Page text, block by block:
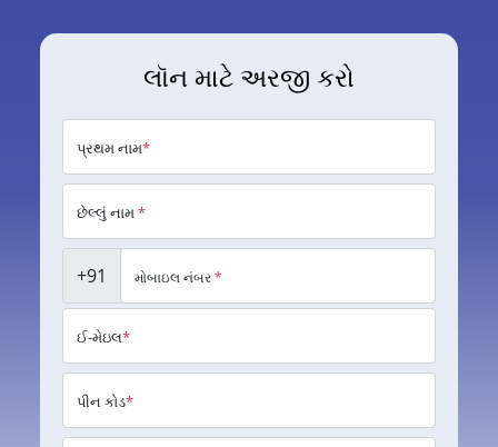
લૉન માટે અરજી કરો
પ્રથમ નામ*
છેલ્લું નામ*
+91 મોબાઇલ નંબર*
ઈ-મેઇલ*
પીન કોડ*